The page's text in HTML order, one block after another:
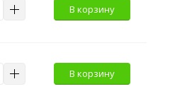
В корзину
В корзину